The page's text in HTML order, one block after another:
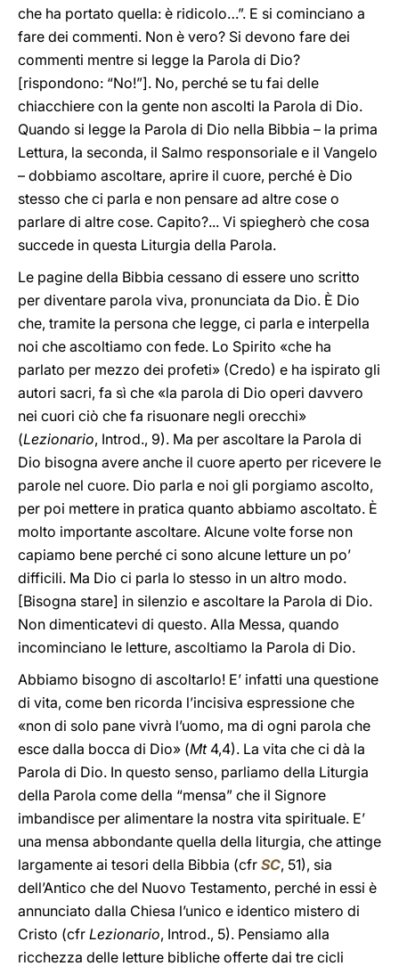
che ha portato quella: è ridicolo…”. E si cominciano a
fare dei commenti. Non è vero? Si devono fare dei
commenti mentre si legge la Parola di Dio?
[rispondono: “No!”]. No, perché se tu fai delle
chiacchiere con la gente non ascolti la Parola di Dio.
Quando si legge la Parola di Dio nella Bibbia – la prima
Lettura, la seconda, il Salmo responsoriale e il Vangelo
– dobbiamo ascoltare, aprire il cuore, perché è Dio
stesso che ci parla e non pensare ad altre cose o
parlare di altre cose. Capito?... Vi spiegherò che cosa
succede in questa Liturgia della Parola.
Le pagine della Bibbia cessano di essere uno scritto
per diventare parola viva, pronunciata da Dio. È Dio
che, tramite la persona che legge, ci parla e interpella
noi che ascoltiamo con fede. Lo Spirito «che ha
parlato per mezzo dei profeti» (Credo) e ha ispirato gli
autori sacri, fa sì che «la parola di Dio operi davvero
nei cuori ciò che fa risuonare negli orecchi»
(Lezionario, Introd., 9). Ma per ascoltare la Parola di
Dio bisogna avere anche il cuore aperto per ricevere le
parole nel cuore. Dio parla e noi gli porgiamo ascolto,
per poi mettere in pratica quanto abbiamo ascoltato. È
molto importante ascoltare. Alcune volte forse non
capiamo bene perché ci sono alcune letture un po’
difficili. Ma Dio ci parla lo stesso in un altro modo.
[Bisogna stare] in silenzio e ascoltare la Parola di Dio.
Non dimenticatevi di questo. Alla Messa, quando
incominciano le letture, ascoltiamo la Parola di Dio.
Abbiamo bisogno di ascoltarlo! E’ infatti una questione
di vita, come ben ricorda l’incisiva espressione che
«non di solo pane vivrà l’uomo, ma di ogni parola che
esce dalla bocca di Dio» (Mt4,4). La vita che ci dà la
Parola di Dio. In questo senso, parliamo della Liturgia
della Parola come della “mensa” che il Signore
imbandisce per alimentare la nostra vita spirituale. E’
una mensa abbondante quella della liturgia, che attinge
largamente ai tesori della Bibbia (cfr SC, 51), sia
dell’Antico che del Nuovo Testamento, perché in essi è
annunciato dalla Chiesa l’unico e identico mistero di
Cristo (cfr Lezionario, Introd., 5). Pensiamo alla
ricchezza delle letture bibliche offerte dai tre cicli